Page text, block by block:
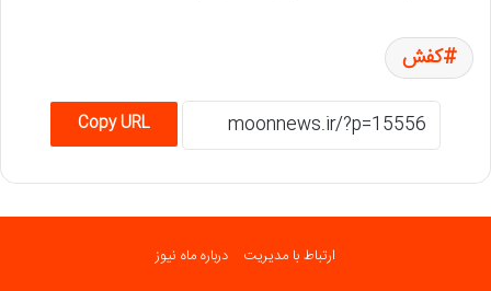
کفش
Copy URL
ارتباط با مدیریت درباره ماه نیوز